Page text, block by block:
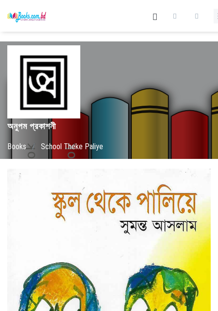
অনুপম প্রকাশনী
Books / School Theke Paliye